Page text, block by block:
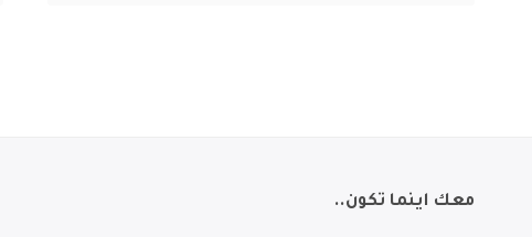
معك اينما تكون..